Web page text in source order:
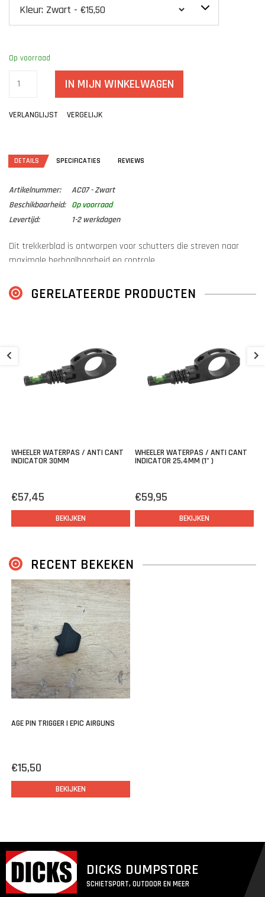
Op voorraad
IN MIJN WINKELWAGEN
VERLANGLIJST VERGELIJK
DETAILS SPECIFICATIES REVIEWS
Artikelnummer:
AC07 - Zwart
Beschikbaarheid:
Op voorraad
Levertijd:
1-2 werkdagen
Dit trekkerblad is ontworpen voor schutters die streven naar
maximale herhaalbaarheid en controle.
op precies hetzelfde contactpunt.
te verfijnen en groeperingen te verbeteren.
Het monteren van het trekkerblad is eenvoudig dankzij één
stelschroef, waarmee je het blad in de door jou gewenste hoek
GERELATEERDE PRODUCTEN
WHEELER WATERPAS / ANTI CANT
INDICATOR 30MM
€57,45
BEKIJKEN
WHEELER WATERPAS / ANTI CANT
INDICATOR 25,4MM (1" )
€59,95
BEKIJKEN
RECENT BEKEKEN
AGE PIN TRIGGER | EPIC AIRGUNS
€15,50
BEKIJKEN
DICKS DUMPSTORE
SCHIETSPORT, OUTDOOR EN MEER